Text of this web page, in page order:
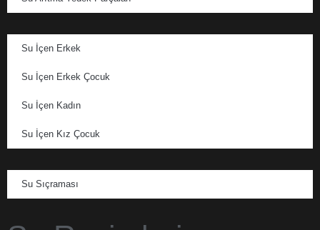
Su İçen Erkek
Su İçen Erkek Çocuk
Su İçen Kadın
Su İçen Kız Çocuk
Su Sıçraması